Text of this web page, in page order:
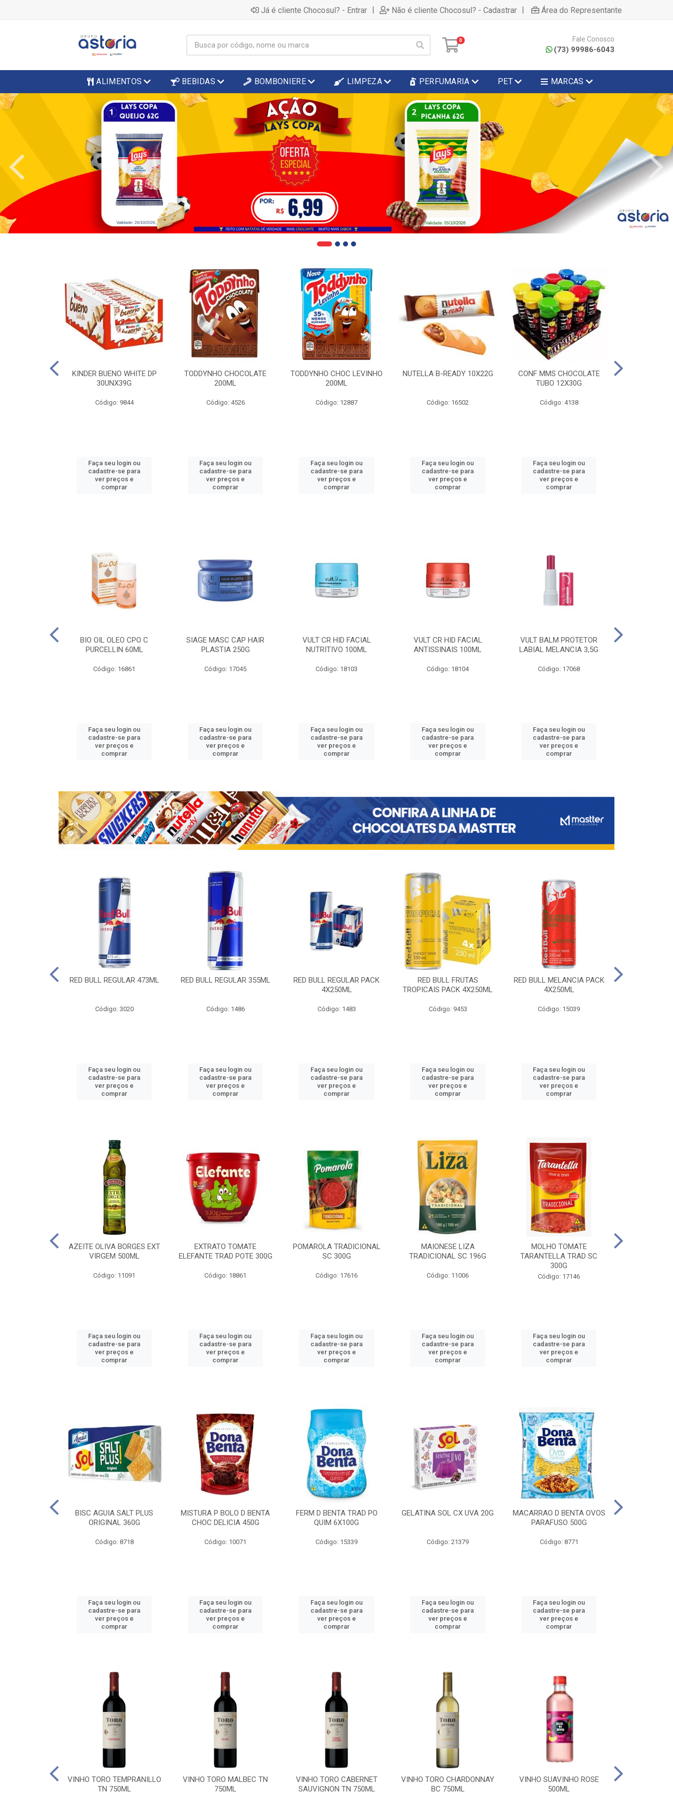
Já é cliente Chocosul? - Entrar | Não é cliente Chocosul? - Cadastrar | Área do Representante
0 Fale Conosco
(73) 99986-6043
ALIMENTOS BEBIDAS BOMBONIERE LIMPEZA PERFUMARIA PET MARCAS
KINDER BUENO WHITE DP
30UNX39G
Código: 9844
Faça seu login ou
cadastre-se para
ver preços e
comprar
TODDYNHO CHOCOLATE
200ML
Código: 4526
Faça seu login ou
cadastre-se para
ver preços e
comprar
TODDYNHO CHOC LEVINHO
200ML
Código: 12887
Faça seu login ou
cadastre-se para
ver preços e
comprar
NUTELLA B-READY 10X22G
Código: 16502
Faça seu login ou
cadastre-se para
ver preços e
comprar
CONF MMS CHOCOLATE
TUBO 12X30G
Código: 4138
Faça seu login ou
cadastre-se para
ver preços e
comprar
BIO OIL OLEO CPO C
PURCELLIN 60ML
Código: 16861
Faça seu login ou
cadastre-se para
ver preços e
comprar
SIAGE MASC CAP HAIR
PLASTIA 250G
Código: 17045
Faça seu login ou
cadastre-se para
ver preços e
comprar
VULT CR HID FACIAL
NUTRITIVO 100ML
Código: 18103
Faça seu login ou
cadastre-se para
ver preços e
comprar
VULT CR HID FACIAL
ANTISSINAIS 100ML
Código: 18104
Faça seu login ou
cadastre-se para
ver preços e
comprar
VULT BALM PROTETOR
LABIAL MELANCIA 3,5G
Código: 17068
Faça seu login ou
cadastre-se para
ver preços e
comprar
RED BULL REGULAR 473ML
Código: 3020
Faça seu login ou
cadastre-se para
ver preços e
comprar
RED BULL REGULAR 355ML
Código: 1486
Faça seu login ou
cadastre-se para
ver preços e
comprar
RED BULL REGULAR PACK
4X250ML
Código: 1483
Faça seu login ou
cadastre-se para
ver preços e
comprar
RED BULL FRUTAS
TROPICAIS PACK 4X250ML
Código: 9453
Faça seu login ou
cadastre-se para
ver preços e
comprar
RED BULL MELANCIA PACK
4X250ML
Código: 15039
Faça seu login ou
cadastre-se para
ver preços e
comprar
AZEITE OLIVA BORGES EXT
VIRGEM 500ML
Código: 11091
Faça seu login ou
cadastre-se para
ver preços e
comprar
EXTRATO TOMATE
ELEFANTE TRAD POTE 300G
Código: 18861
Faça seu login ou
cadastre-se para
ver preços e
comprar
POMAROLA TRADICIONAL
SC 300G
Código: 17616
Faça seu login ou
cadastre-se para
ver preços e
comprar
MAIONESE LIZA
TRADICIONAL SC 196G
Código: 11006
Faça seu login ou
cadastre-se para
ver preços e
comprar
MOLHO TOMATE
TARANTELLA TRAD SC
300G
Código: 17146
Faça seu login ou
cadastre-se para
ver preços e
comprar
BISC AGUIA SALT PLUS
ORIGINAL 360G
Código: 8718
Faça seu login ou
cadastre-se para
ver preços e
comprar
MISTURA P BOLO D BENTA
CHOC DELICIA 450G
Código: 10071
Faça seu login ou
cadastre-se para
ver preços e
comprar
FERM D BENTA TRAD PO
QUIM 6X100G
Código: 15339
Faça seu login ou
cadastre-se para
ver preços e
comprar
GELATINA SOL CX UVA 20G
Código: 21379
Faça seu login ou
cadastre-se para
ver preços e
comprar
MACARRAO D BENTA OVOS
PARAFUSO 500G
Código: 8771
Faça seu login ou
cadastre-se para
ver preços e
comprar
VINHO TORO TEMPRANILLO
TN 750ML
VINHO TORO MALBEC TN
750ML
VINHO TORO CABERNET
SAUVIGNON TN 750ML
VINHO TORO CHARDONNAY
BC 750ML
VINHO SUAVINHO ROSE
500ML